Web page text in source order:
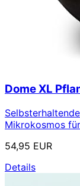
Dome XL
Mikrokosmos
54,95 EUR
Details